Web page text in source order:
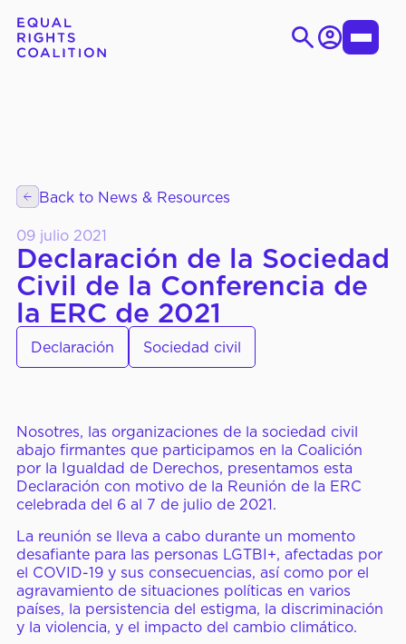
Iniciar
sesiónToggle
Objetivos Estratégicos
Órganos de Gobierno
QUÉ
Grupos de Trabajo
Nuestros Miembros
Conferencias de la CID
CENTRO DE
PRENSA
Noticias y Artículos
Pronunciamientos y
Declaraciones
Reportes y Documentos
Back to News & Resources
09 julio 2021
Declaración de la Sociedad
Civil de la Conferencia de
la ERC de 2021
Declaración Sociedad civil
Nosotres, las organizaciones de la sociedad civil
abajo firmantes que participamos en la Coalición
por la Igualdad de Derechos, presentamos esta
Declaración con motivo de la Reunión de la ERC
celebrada del 6 al 7 de julio de 2021.
La reunión se lleva a cabo durante un momento
desafiante para las personas LGTBI+, afectadas por
el COVID-19 y sus consecuencias, así como por el
agravamiento de situaciones políticas en varios
países, la persistencia del estigma, la discriminación
y la violencia, y el impacto del cambio climático.